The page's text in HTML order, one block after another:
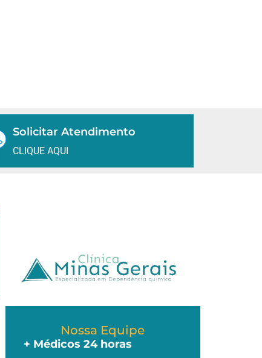
Solicitar Atendimento
CLIQUE AQUI
Nossa Equipe
+ Médicos 24 horas